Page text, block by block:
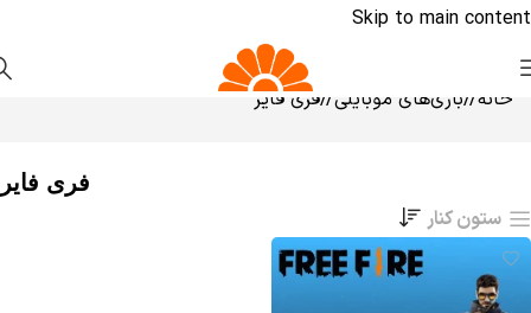
Skip to main content
خانه/ بازی‌های موبایلی/ فری فایر
فری فایر
ستون کنار